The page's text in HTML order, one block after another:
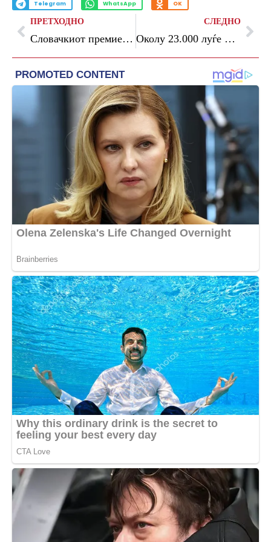
Telegram WhatsApp OK
ПРЕТХОДНО
Словачкиот премиер Едуард Хегер поднесе оставка
СЛЕДНО
Околу 23.000 луѓе избегаа од насилството во североисточна Индија